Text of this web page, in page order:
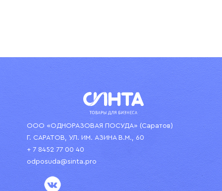
ООО «ОДНОРАЗОВАЯ ПОСУДА» (Саратов)
Г. САРАТОВ, УЛ. ИМ. АЗИНА В.М., 60
+ 7 8452 77 00 40
odposuda@sinta.pro